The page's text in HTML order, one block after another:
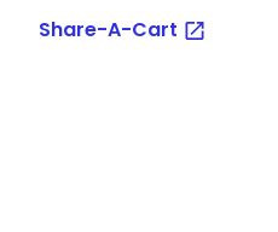
Share-A-Cart